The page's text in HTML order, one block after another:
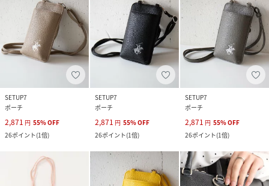
SETUP7
ポーチ
2,871 円 55%OFF
26ポイント(1倍)
SETUP7
ポーチ
2,871 円 55%OFF
26ポイント(1倍)
SETUP7
ポーチ
2,871 円 55%OFF
26ポイント(1倍)